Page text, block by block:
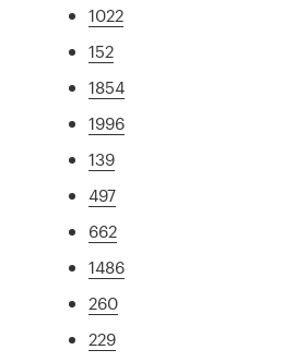
1022
152
1854
1996
139
497
662
1486
260
229